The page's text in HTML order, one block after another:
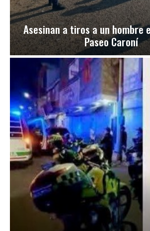
Asesinan a tiros a un hombre
Paseo Caroní